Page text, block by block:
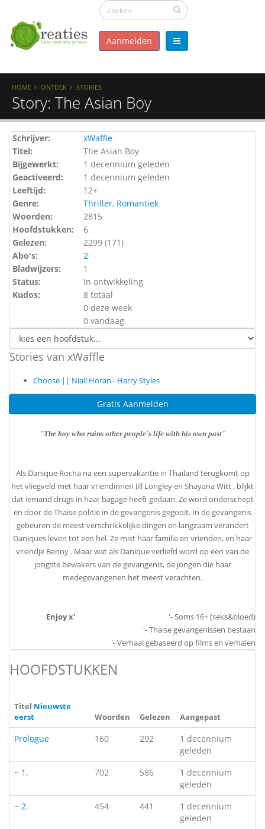
Aanmelden
HOME ONTDEK STORIES
Story: The Asian Boy
Schrijver:
xWaffle
Titel:
The Asian Boy
Bijgewerkt:
1 decennium geleden
Geactiveerd:
1 decennium geleden
Leeftijd:
12+
Genre:
Thriller, Romantiek
Woorden:
2815
Hoofdstukken:
6
Gelezen:
2299 (171)
Abo's:
2
Bladwijzers:
1
Status:
In ontwikkeling
Kudos:
8 totaal
0 deze week
0 vandaag
Stories van xWaffle
Choose || Niall Horan - Harry Styles
Gratis Aanmelden
"The boy who ruins other people's life with his own past"
Als Danique Rocha na een supervakantie in Thailand terugkomt op
het vliegveld met haar vriendinnen Jill Longley en Shayana Witt , blijkt
dat iemand drugs in haar bagage heeft gedaan. Ze word onderschept
en door de Thaise politie in de gevangenis gegooit. In de gevangenis
gebeuren de meest verschrikkelijke dingen en langzaam verandert
Daniques leven tot een hel. Ze mist haar familie en vrienden, en haar
vriendje Benny . Maar wat als Danique verliefd word op een van de
jongste bewakers van de gevangenis, de jongen die haar
medegevangenen het meest verachten.
'- Soms 16+ (seks&bloed)
'- Thaise gevangenissen bestaan
'- Verhaal gebaseerd op films en verhalen
Enjoy x'
HOOFDSTUKKEN
Titel Nieuwste
eerst
Woorden Gelezen Aangepast
Prologue 160 292
1 decennium
geleden
~ 1.
702 586
1 decennium
geleden
~ 2.
454 441
1 decennium
geleden